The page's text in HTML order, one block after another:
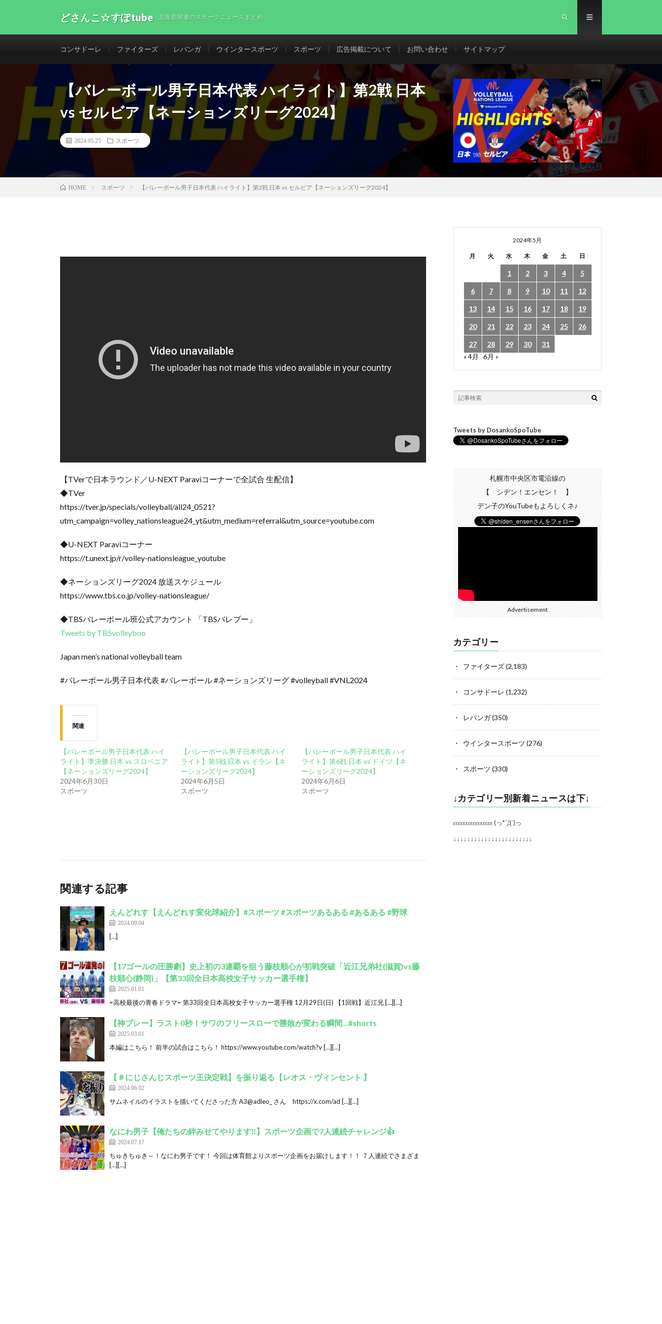
どさんこ☆すぽtube 北海道関連のスポーツニュースまとめ
コンサドーレ ファイターズ レバンガ ウインタースポーツ スポーツ 広告掲載について お問い合わせ サイトマップ
【バレーボール男子日本代表 ハイライト】第2戦 日本
vs セルビア【ネーションズリーグ2024】
2024.05.25 スポーツ
HOME スポーツ 【バレーボール男子日本代表 ハイライト】第2戦 日本 vs セルビア【ネーションズリーグ2024】
【TVerで日本ラウンド／U-NEXT Paraviコーナーで全試合 生配信】
◆TVer
https://tver.jp/specials/volleyball/all24_0521?
utm_campaign=volley_nationsleague24_yt&utm_medium=referral&utm_source=youtube.com
◆U-NEXT Paraviコーナー
https://t.unext.jp/r/volley-nationsleague_youtube
◆ネーションズリーグ2024 放送スケジュール
https://www.tbs.co.jp/volley-nationsleague/
◆TBSバレーボール班公式アカウント 「TBSバレブー」
Tweets by TBSvolleyboo
Japan men’s national volleyball team
#バレーボール男子日本代表 #バレーボール #ネーションズリーグ #volleyball #VNL2024
関連
【バレーボール男子日本代表 ハイ
ライト】準決勝 日本 vs スロベニア
【ネーションズリーグ2024】
2024年6月30日
スポーツ
【バレーボール男子日本代表 ハイ
ライト】第5戦 日本 vs イラン【ネ
ーションズリーグ2024】
2024年6月5日
スポーツ
【バレーボール男子日本代表 ハイ
ライト】第6戦 日本 vs ドイツ【ネ
ーションズリーグ2024】
2024年6月6日
スポーツ
関連する記事
えんどれす【えんどれす変化球紹介】#スポーツ #スポーツあるある #あるある #野球
2024.09.04
[…]
【17ゴールの圧勝劇】史上初の3連覇を狙う藤枝順心が初戦突破「近江兄弟社(滋賀)vs藤
枝順心(静岡)」【第33回全日本高校女子サッカー選手権】
2025.01.01
=高校最後の青春ドラマ= 第33回全日本高校女子サッカー選手権 12月29日(日) 【1回戦】近江兄 […][…]
【神プレー】ラスト0秒！サワのフリースローで勝敗が変わる瞬間…#shorts
2025.03.01
本編はこちら！ 前半の試合はこちら！ https://www.youtube.com/watch?v […][…]
【＃にじさんじスポーツ王決定戦】を振り返る【レオス・ヴィンセント 】
2024.06.02
サムネイルのイラストを描いてくださった方 A3@adleo_ さん https://x.com/ad […][…]
なにわ男子【俺たちの絆みせてやります‼️】スポーツ企画で7人連続チャレンジ👍
2024.07.17
ちゅきちゅき～！なにわ男子です！ 今回は体育館よりスポーツ企画をお届けします！！ ７人連続でさまざま
[…][…]
2024年5月
月 火 水 木 金 土 日
1 2 3 4 5
6 7 8 9 10 11 12
13 14 15 16 17 18 19
20 21 22 23 24 25 26
27 28 29 30
31
« 4月
6月 »
Tweets by DosankoSpoTube
札幌市中央区市電沿線の
【 シデン！エンセン！ 】
デン子のYouTubeもよろしくネ♪
Advertisement
カテゴリー
ファイターズ(2,183)
コンサドーレ (1,232)
レバンガ(350)
ウインタースポーツ (276)
スポーツ (330)
↓カテゴリー別新着ニュースは下↓
εεεεεεεεεεεεεεεε (っ*´Д`)っ
↓↓↓↓↓↓↓↓↓↓↓↓↓↓↓↓↓↓↓↓↓↓↓